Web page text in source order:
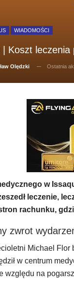
WIADOMOŚCI
| Koszt leczenia
Olędzki Ostatnia
w
leczenie,
rachunku,
zwrot
Michael Flor
w centrum
względu na